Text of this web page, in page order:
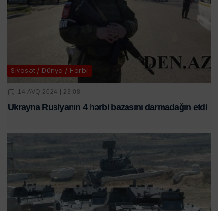
Siyasət / Dünya / Hərbi
14 AVQ 2024 | 23:08
Ukrayna Rusiyanın 4 hərbi bazasını darmadağın etdi